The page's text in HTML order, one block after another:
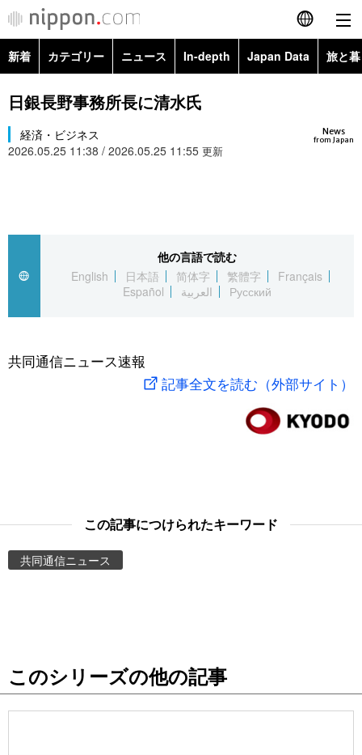
English
カテゴリー
スポーツ・東京2020
Topics
Images
お知らせ
新着 カテゴリー ニュース In-depth Japan Data 旅と
政治・外交
経済・ビジネス Images
日銀長野事務所長に清水氏
News
from Japan
経済・ビジネス
2026.05.25 11:38 / 2026.05.25 11:55 更新
他の言語で読む
English
日本語 简体字 繁體字
Français
Español
العربية Русский
共同通信ニュース速報
記事全文を読む（外部サイト）
この記事につけられたキーワード
共同通信ニュース
このシリーズの他の記事